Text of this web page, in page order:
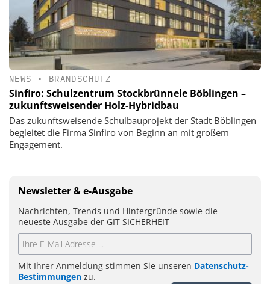
NEWS • BRANDSCHUTZ
Sinfiro: Schulzentrum Stockbrünnele Böblingen –
zukunftsweisender Holz-Hybridbau
Das zukunftsweisende Schulbauprojekt der Stadt Böblingen
begleitet die Firma Sinfiro von Beginn an mit großem
Engagement.
Newsletter & e-Ausgabe
Nachrichten, Trends und Hintergründe sowie die
neueste Ausgabe der GIT SICHERHEIT
Mit Ihrer Anmeldung stimmen Sie unseren Datenschutz-
Bestimmungen zu.